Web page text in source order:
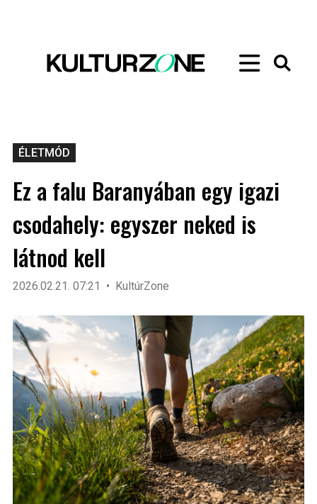
ÉLETMÓD
Ez a falu Baranyában egy igazi
csodahely: egyszer neked is
látnod kell
2026.02.21. 07:21 KultúrZone